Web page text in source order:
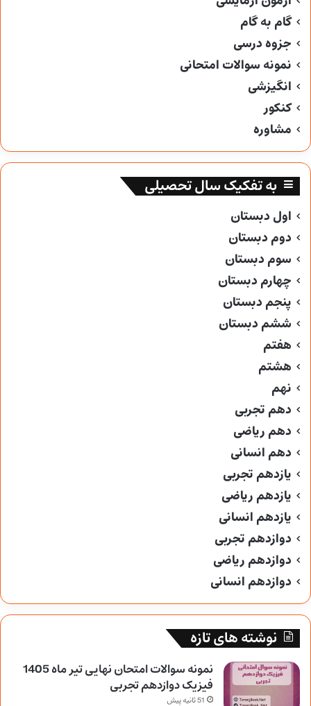
گام به گام
جزوه درسی
نمونه سوالات امتحانی
انگیزشی
کنکور
مشاوره
به تفکیک سال تحصیلی
اول دبستان
دوم دبستان
سوم دبستان
چهارم دبستان
پنجم دبستان
ششم دبستان
هفتم
هشتم
نهم
دهم تجربی
دهم ریاضی
دهم انسانی
یازدهم تجربی
یازدهم ریاضی
یازدهم انسانی
دوازدهم تجربی
دوازدهم ریاضی
دوازدهم انسانی
نوشته های تازه
نمونه سوالات امتحان نهایی تیر ماه 1405
فیزیک دوازدهم تجربی
51 ثانیه پیش